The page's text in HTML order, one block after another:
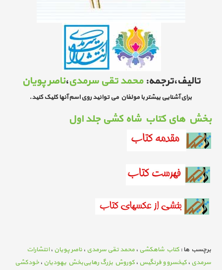
تالیف،ترجمه:محمد تقی سرمدی،ناصر پویان
برای آشنایی بیشتر با مولفان می توانید روی اسم آنها کلیک کنید.
بخش های کتاب شاه کشی جلد اول
برچسب ها : کتاب شاه­کشی ، محمد تقی سرمدی ، ناصر پویان ،انتشارات
سرمدی ، کیخسرو و فرنگیس ، کوروش بزرگ رهایی‌بخش یهودیان ، خودکشی